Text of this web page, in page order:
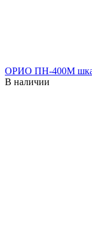
ОРИО ПН-400М
В наличии